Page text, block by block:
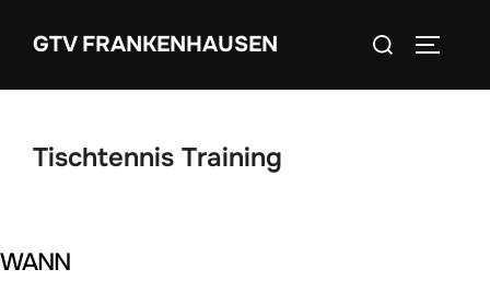
InhaltGTV FRANKENHAUSEN
Suchen
Tischtennis Training
WANN